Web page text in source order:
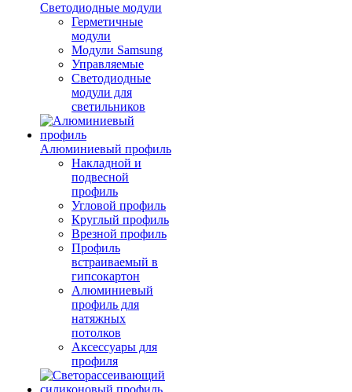
Светодиодные модули
Герметичные
модули
Модули Samsung
Управляемые
Светодиодные
модули для
светильников
Алюминиевый профиль
Накладной и
подвесной
профиль
Угловой профиль
Круглый профиль
Врезной профиль
Профиль
встраиваемый в
гипсокартон
Алюминиевый
профиль для
натяжных
потолков
Аксессуары для
профиля